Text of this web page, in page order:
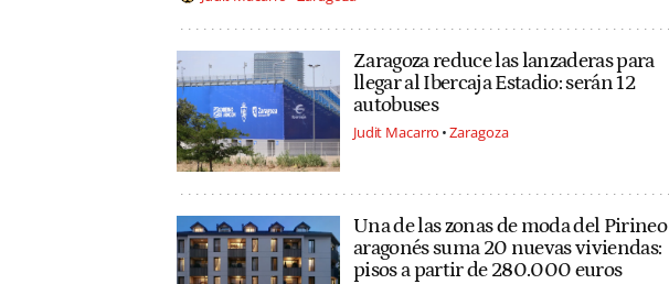
Zaragoza reduce las lanzaderas para
llegar al Ibercaja Estadio: serán 12
autobuses
Judit Macarro Zaragoza
Una de las zonas de moda del Pirineo
aragonés suma 20 nuevas viviendas:
pisos a partir de 280.000 euros